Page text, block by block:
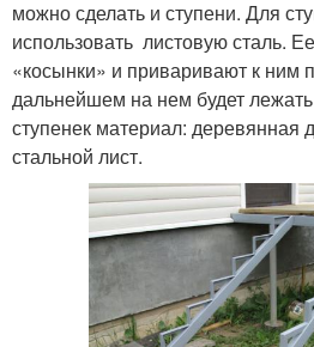
можно сделать и ступени. Для
использовать листовую сталь.
«косынки» и приваривают к ним
дальнейшем на нем будет
ступенек материал: деревянная
стальной лист.